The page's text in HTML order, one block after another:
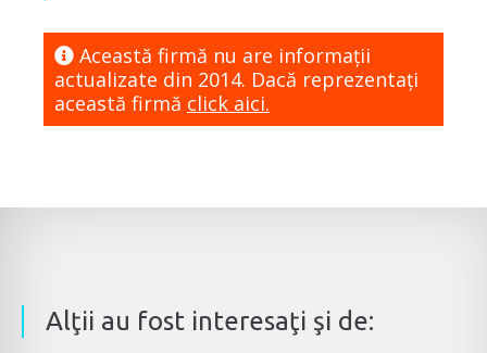
Această firmă nu are informaţii
actualizate din 2014. Dacă reprezentaţi
această firmă click aici.
Alţii au fost interesaţi şi de: